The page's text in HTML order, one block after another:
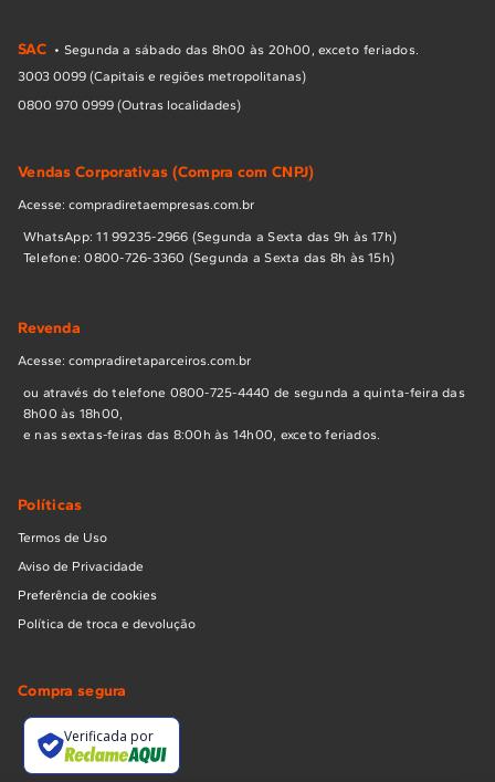
SAC • Segunda a sábado das 8h00 às 20h00, exceto feriados.
3003 0099 (Capitais e regiões metropolitanas)
0800 970 0999 (Outras localidades)
Vendas Corporativas (Compra com CNPJ)
Acesse: compradiretaempresas.com.br
WhatsApp: 11 99235-2966 (Segunda a Sexta das 9h às 17h)
Telefone: 0800-726-3360 (Segunda a Sexta das 8h às 15h)
Revenda
Acesse: compradiretaparceiros.com.br
ou através do telefone 0800-725-4440 de segunda a quinta-feira das
8h00 às 18h00,
e nas sextas-feiras das 8:00h às 14h00, exceto feriados.
Políticas
Termos de Uso
Aviso de Privacidade
Preferência de cookies
Política de troca e devolução
Compra segura
Verificada por